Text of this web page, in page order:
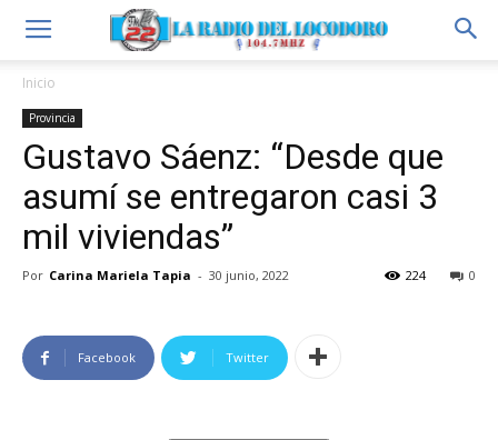
Inicio
Provincia
Gustavo Sáenz: “Desde que
asumí se entregaron casi 3
mil viviendas”
Por Carina Mariela Tapia - 30 junio, 2022 0
224
Facebook Twitter